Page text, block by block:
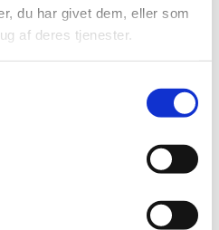
du har givet dem, eller som
af deres tjenester.
kunne lide...